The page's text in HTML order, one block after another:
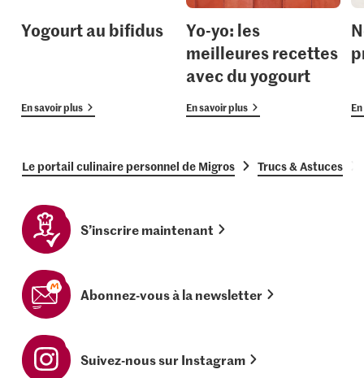
Yogourt au bifidus
En savoir plus
Yo-yo: les
meilleures recettes
avec du yogourt
En savoir plus
Le portail culinaire personnel de Migros Trucs & Astuces
S’inscrire maintenant
Abonnez-vous à la newsletter
Suivez-nous sur Instagram